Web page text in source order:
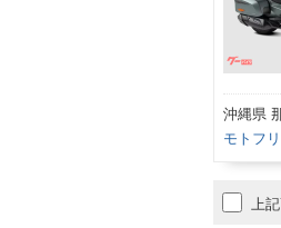
沖縄県
モトフ
上